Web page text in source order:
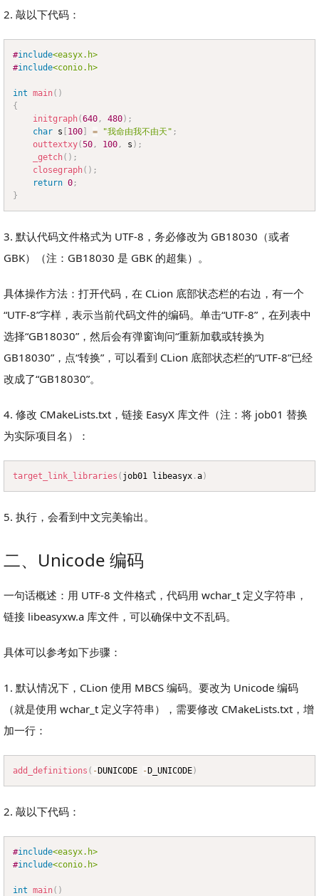
2. 敲以下代码：
#include<easyx.h>
#include<conio.h>
int main( )
{
initgraph(640 , 480) ;
char s 100 = "我命由我不由天" ;
outtextxy(50 , 100 , s ) ;
_getch( ) ;
closegraph( ) ;
return 0 ;
}
3. 默认代码文件格式为 UTF-8，务必修改为 GB18030（或者
GBK）（注：GB18030 是 GBK 的超集）。
具体操作方法：打开代码，在 CLion 底部状态栏的右边，有一个
“UTF-8”字样，表示当前代码文件的编码。单击“UTF-8”，在列表中
选择“GB18030”，然后会有弹窗询问“重新加载或转换为
GB18030”，点“转换”，可以看到 CLion 底部状态栏的“UTF-8”已经
改成了“GB18030”。
4. 修改 CMakeLists.txt，链接 EasyX 库文件（注：将 job01 替换
为实际项目名）：
target_link_libraries ( job01 libeasyx .a)
5. 执行，会看到中文完美输出。
二、Unicode 编码
一句话概述：用 UTF-8 文件格式，代码用 wchar_t 定义字符串，
链接 libeasyxw.a 库文件，可以确保中文不乱码。
具体可以参考如下步骤：
1. 默认情况下，CLion 使用 MBCS 编码。要改为 Unicode 编码
（就是使用 wchar_t 定义字符串），需要修改 CMakeLists.txt，增
加一行：
add_definitions ( - DUNICODE - D_UNICODE)
2. 敲以下代码：
#include<easyx.h>
#include<conio.h>
int main( )